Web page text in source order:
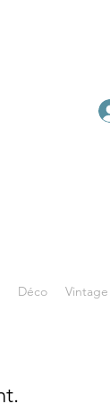
Déco Vintage